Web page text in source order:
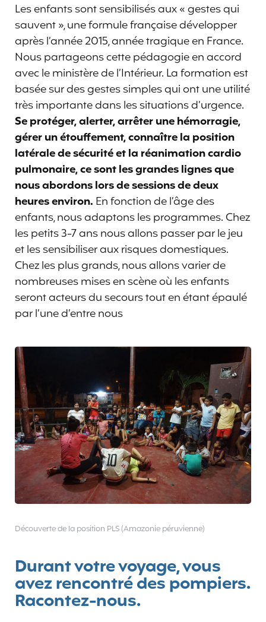
Les enfants sont sensibilisés aux « gestes qui
sauvent », une formule française développer
après l’année 2015, année tragique en France.
Nous partageons cette pédagogie en accord
avec le ministère de l’Intérieur. La formation est
basée sur des gestes simples qui ont une utilité
très importante dans les situations d’urgence.
Se protéger, alerter, arrêter une hémorragie,
gérer un étouffement, connaître la position
latérale de sécurité et la réanimation cardio
pulmonaire, ce sont les grandes lignes que
nous abordons lors de sessions de deux
heures environ. En fonction de l’âge des
enfants, nous adaptons les programmes. Chez
les petits 3-7 ans nous allons passer par le jeu
et les sensibiliser aux risques domestiques.
Chez les plus grands, nous allons varier de
nombreuses mises en scène où les enfants
seront acteurs du secours tout en étant épaulé
par l’une d’entre nous
Découverte de la position PLS (Amazonie péruvienne)
Durant votre voyage, vous
avez rencontré des pompiers.
Racontez-nous.